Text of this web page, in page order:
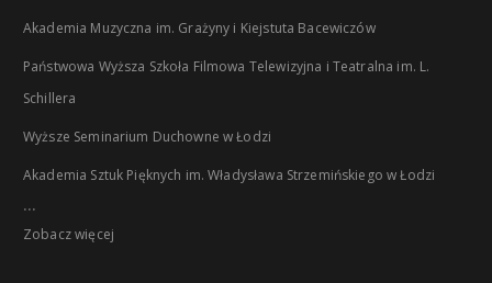
Akademia Muzyczna im. Grażyny i Kiejstuta Bacewiczów
Państwowa Wyższa Szkoła Filmowa Telewizyjna i Teatralna im. L.
Schillera
Wyższe Seminarium Duchowne w Łodzi
Akademia Sztuk Pięknych im. Władysława Strzemińskiego w Łodzi
...
Zobacz więcej